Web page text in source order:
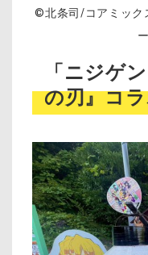
©北条司/コアミック
「ニジゲ
の刃』コ